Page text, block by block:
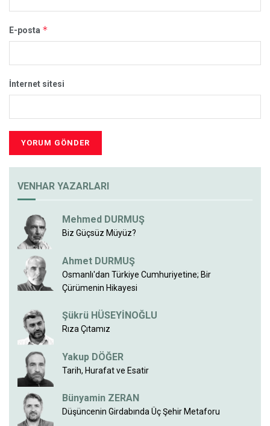
E-posta *
İnternet sitesi
VENHAR YAZARLARI
Mehmed DURMUŞ
Biz Güçsüz Müyüz?
Ahmet DURMUŞ
Osmanlı'dan Türkiye Cumhuriyetine; Bir
Çürümenin Hikayesi
Şükrü HÜSEYİNOĞLU
Rıza Çıtamız
Yakup DÖĞER
Tarih, Hurafat ve Esatir
Bünyamin ZERAN
Düşüncenin Girdabında Üç Şehir Metaforu